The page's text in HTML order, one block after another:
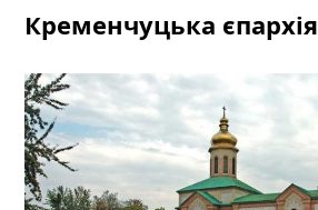
SkipКременчуцька єпархія